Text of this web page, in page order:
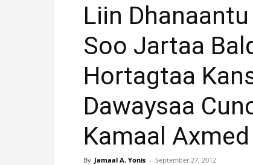
Liin
Soo Jartaa
Hortagtaa
Dawaysaa
Kamaal
By Jamaal A. Yonis - September 27, 2012